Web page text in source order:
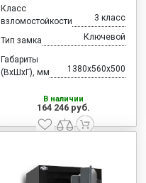
Класс
взломостойкости
3 класс
Тип замка Ключевой
Габариты
(ВхШхГ), мм
1380x560x500
В наличии
164 246 руб.